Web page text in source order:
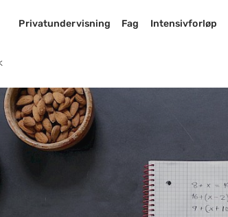
Privatundervisning Fag Intensivforløp